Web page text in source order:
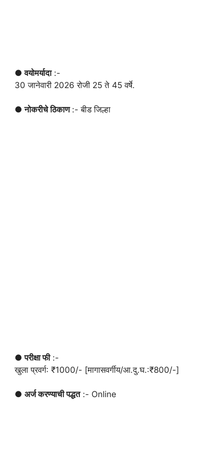
● वयोमर्यादा:-
30 जानेवारी 2026 रोजी 25 ते 45 वर्षे.
● नोकरीचे ठिकाण:- बीड जिल्हा
● परीक्षा फी:-
खुला प्रवर्ग: ₹1000/- [मागासवर्गीय/आ.दु.घ.:₹800/-]
● अर्ज करण्याची पद्धत:- Online